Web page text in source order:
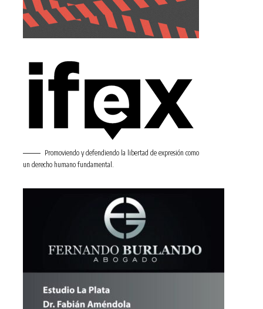
Promoviendo y defendiendo la libertad de expresión como
un derecho humano fundamental.